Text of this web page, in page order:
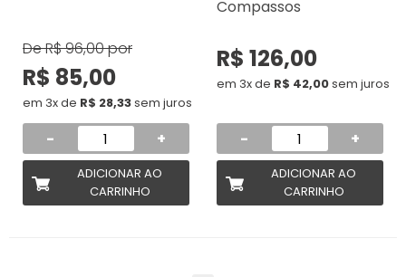
DeR$ 96,00por
R$ 85,00
em 3x de R$ 28,33sem juros
- +
ADICIONAR AO
CARRINHO
Compassos
R$ 126,00
em 3x de R$ 42,00sem juros
- +
ADICIONAR AO
CARRINHO